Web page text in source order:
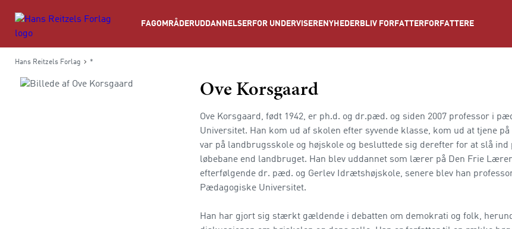
FAGOMRÅDERUDDANNELSER FOR UNDERVISERE NYHEDER BLIV FORFATTER FORFATTERE
Hans Reitzels Forlag *
Ove Korsgaard
Ove Korsgaard, født 1942, er ph.d. og dr.pæd. og siden 2007 professor i
Universitet. Han kom ud af skolen efter syvende klasse, kom ud at tjene
var på landbrugsskole og højskole og besluttede sig derefter for at slå ind
løbebane end landbruget. Han blev uddannet som lærer på Den Frie
efterfølgende dr. pæd. og Gerlev Idrætshøjskole, senere blev han
Pædagogiske Universitet.
Han har gjort sig stærkt gældende i debatten om demokrati og folk,